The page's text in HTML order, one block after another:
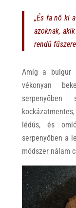
„És fa nő ki a
azoknak,
rendű
Amíg a bulgur
vékonyan
lédús, és
serpenyőben a
módszer nálam